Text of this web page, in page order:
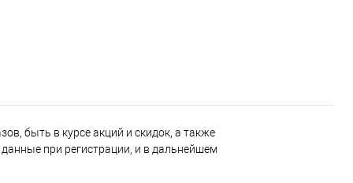
быть в курсе акций и скидок, а также
при регистрации, и в дальнейшем